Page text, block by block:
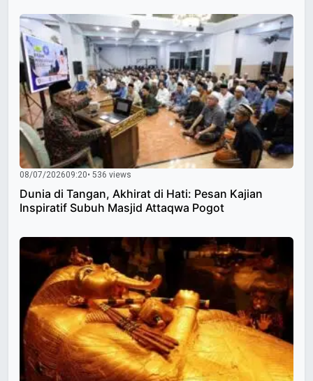
08/07/202609:20• 536 views
Dunia di Tangan, Akhirat di Hati: Pesan Kajian
Inspiratif Subuh Masjid Attaqwa Pogot